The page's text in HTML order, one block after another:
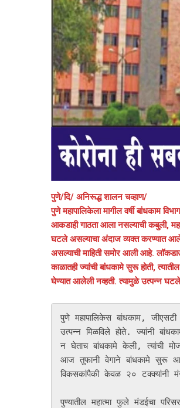
पुणे/दि/ अनिरूद्ध शालन चव्हाण/
पुणे महापालिकेला मागील वर्षी बांधकाम
आकडाही गाठता आला नसल्याची कबुली,
घटले असल्याचा अंदाज व्यक्त करण्यात
असल्याची माहिती समोर आली आहे.
काळातही ज्यांची बांधकामे सुरू होती,
घेण्यात आलेली नव्हती. त्यामुळे उत्पन्न
पुणे महापालिकेस बांधकाम,
उत्पन्न मिळविले होते. ज्यांनी
न घेताच बांधकामे केली, त्यांची
आज तुफानी वेगाने बांधकामे सुरू
विकसकांपैकी केवळ २० टक्क्यांनी
पुण्यातील महात्मा फुले मंडईचा